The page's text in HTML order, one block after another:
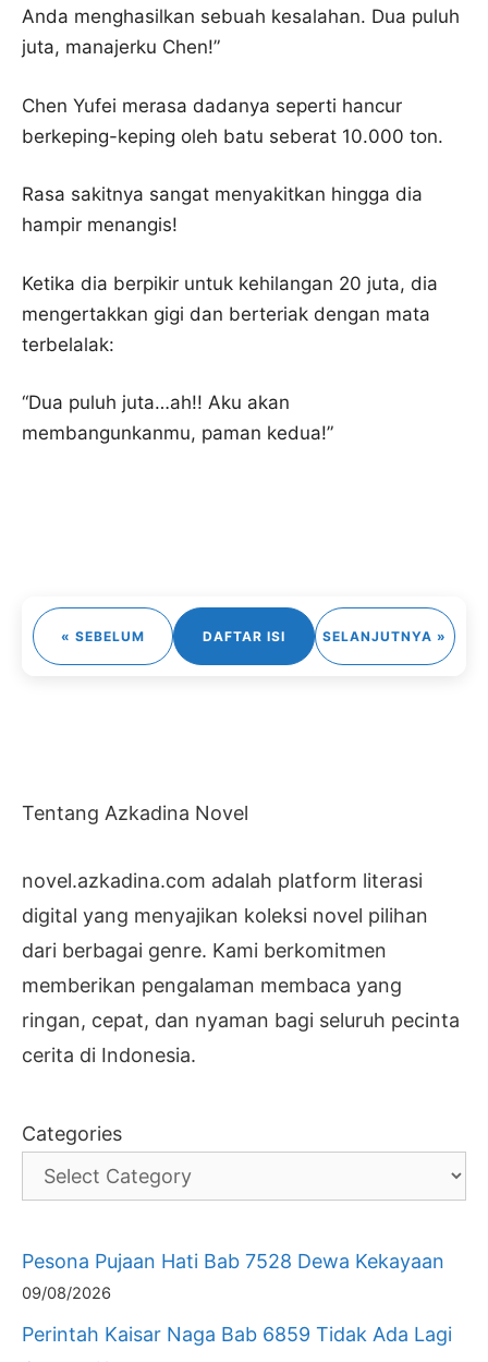
Anda menghasilkan sebuah kesalahan. Dua puluh
juta, manajerku Chen!”
Chen Yufei merasa dadanya seperti hancur
berkeping-keping oleh batu seberat 10.000 ton.
Rasa sakitnya sangat menyakitkan hingga dia
hampir menangis!
Ketika dia berpikir untuk kehilangan 20 juta, dia
mengertakkan gigi dan berteriak dengan mata
terbelalak:
“Dua puluh juta…ah!! Aku akan
membangunkanmu, paman kedua!”
« SEBELUM DAFTAR ISI SELANJUTNYA »
Tentang Azkadina Novel
novel.azkadina.com adalah platform literasi
digital yang menyajikan koleksi novel pilihan
dari berbagai genre. Kami berkomitmen
memberikan pengalaman membaca yang
ringan, cepat, dan nyaman bagi seluruh pecinta
cerita di Indonesia.
Categories
Pesona Pujaan Hati Bab 7528 Dewa Kekayaan
09/08/2026
Perintah Kaisar Naga Bab 6859 Tidak Ada Lagi